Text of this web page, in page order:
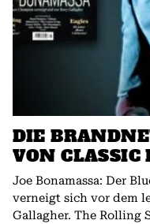
DIE
VON CLASSIC
Joe Bonamassa: Der
verneigt sich vor dem
Gallagher. The Rolling Stones: Die Legenden